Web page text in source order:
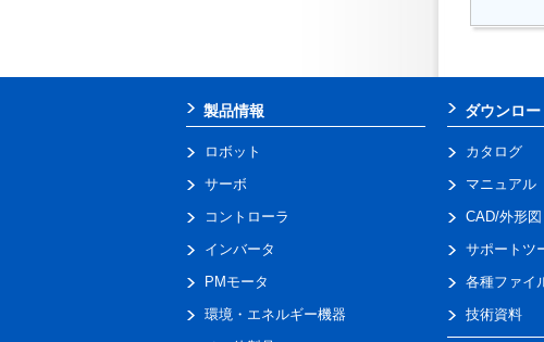
製品情報
ロボット
サーボ
コントローラ
インバータ
PMモータ
環境・エネルギー機器
ダウンロー
カタログ
マニュアル
CAD/外形図
サポートツ
各種ファイ
技術資料